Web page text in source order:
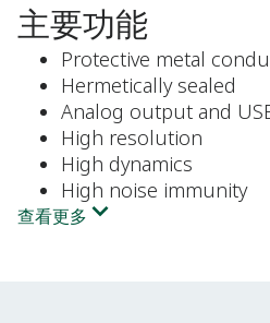
主要功能
Protective metal
Hermetically sealed
Analog output and
High resolution
High dynamics
High noise immunity
查看更多